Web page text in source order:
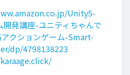
Unity5-
開発講座-ユニティちゃんで
クションゲーム-Smart-
dp/4798138223